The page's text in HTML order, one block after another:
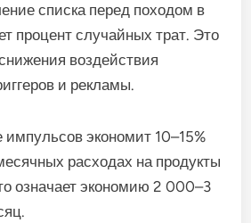
списка перед походом в
процент случайных трат. Это
воздействия
и рекламы.
экономит 10–15%
расходах на продукты
означает экономию 2 000–3